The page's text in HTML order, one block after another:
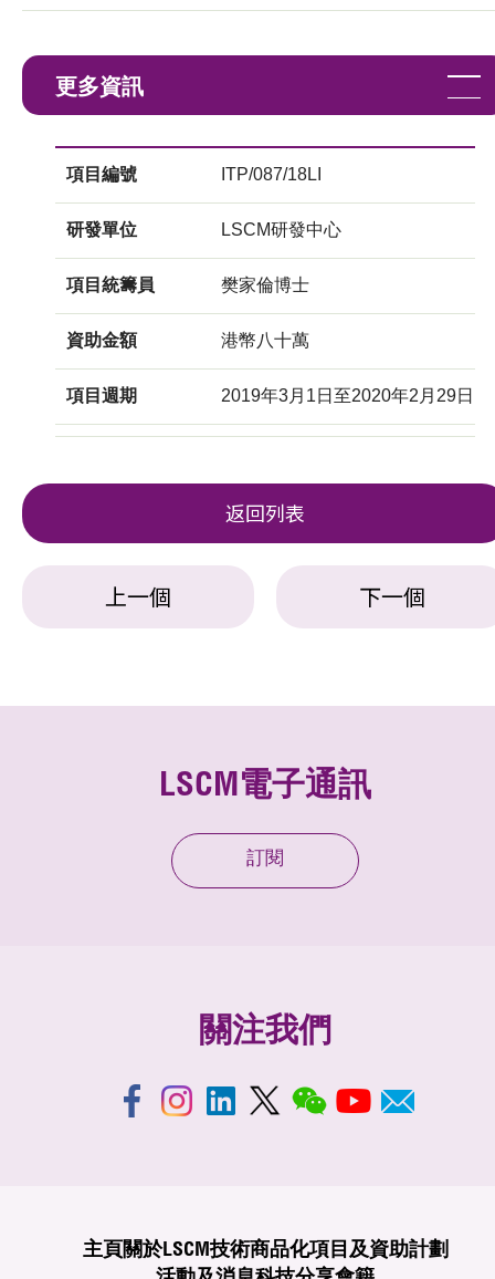
更多資訊
項目編號 ITP/087/18LI
研發單位 LSCM研發中心
項目統籌員 樊家倫博士
資助金額 港幣八十萬
項目週期 2019年3月1日至2020年2月29日
返回列表
上一個 下一個
LSCM電子通訊
訂閱
關注我們
主頁 關於LSCM技術商品化項目及資助計劃